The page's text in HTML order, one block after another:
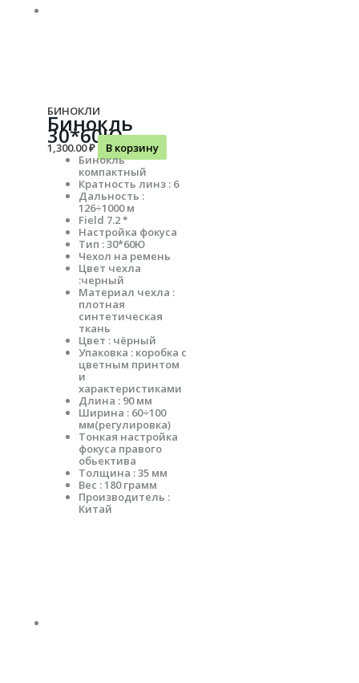
БИНОКЛИ
Бинокль
30*60Ю
1,300.00₽
В корзину
Бинокль
компактный
Кратность линз : 6
Дальность :
126÷1000 м
Field 7.2 °
Настройка фокуса
Тип : 30*60Ю
Чехол на ремень
Цвет чехла
:черный
Материал чехла :
плотная
синтетическая
ткань
Цвет : чёрный
Упаковка : коробка с
цветным принтом
и
характеристиками
Длина : 90 мм
Ширина : 60÷100
мм(регулировка)
Тонкая настройка
фокуса правого
обьектива
Толщина : 35 мм
Вес : 180 грамм
Производитель :
Китай